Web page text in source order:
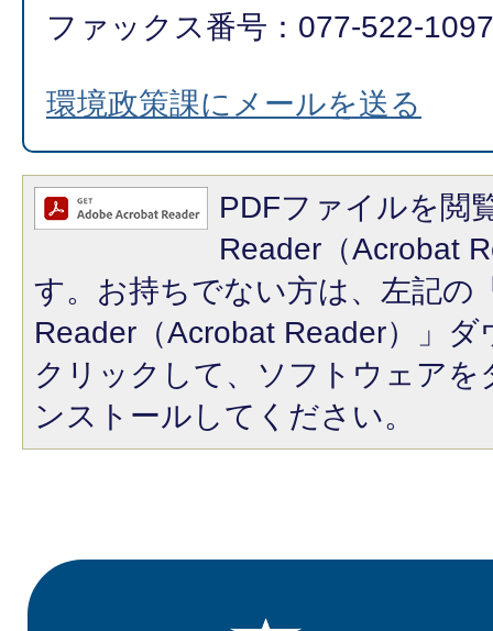
ファックス番号：077-522-1097
環境政策課にメールを送る
PDFファイルを閲
Reader（Acrobat
す。お持ちでない方は、左記の
Reader（Acrobat Reader）」
クリックして、ソフトウェア
ンストールしてください。